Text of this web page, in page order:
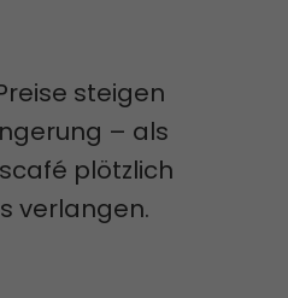
steigen
– als
plötzlich
verlangen.